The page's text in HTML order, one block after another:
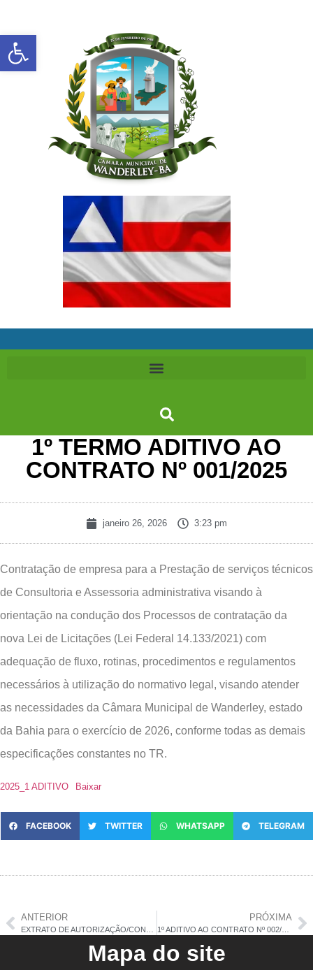
1º TERMO ADITIVO AO
CONTRATO Nº 001/2025
janeiro 26, 2026 3:23 pm
Contratação de empresa para a Prestação de serviços técnicos
de Consultoria e Assessoria administrativa visando à
orientação na condução dos Processos de contratação da
nova Lei de Licitações (Lei Federal 14.133/2021) com
adequação de fluxo, rotinas, procedimentos e regulamentos
necessários à utilização do normativo legal, visando atender
as necessidades da Câmara Municipal de Wanderley, estado
da Bahia para o exercício de 2026, conforme todas as demais
especificações constantes no TR.
2025_1 ADITIVO Baixar
FACEBOOK TWITTER WHATSAPP TELEGRAM
ANTERIOR PRÓXIMA
1º ADITIVO AO CONTRATO Nº 002/2025
Mapa do site
Abrir a barra de ferramentas